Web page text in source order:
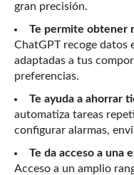
gran precisión.
Te permite obtener
ChatGPT recoge datos
adaptadas a tus
preferencias.
Te ayuda a ahorrar
automatiza tareas
configurar alarmas,
Te da acceso a una
Acceso a un amplio